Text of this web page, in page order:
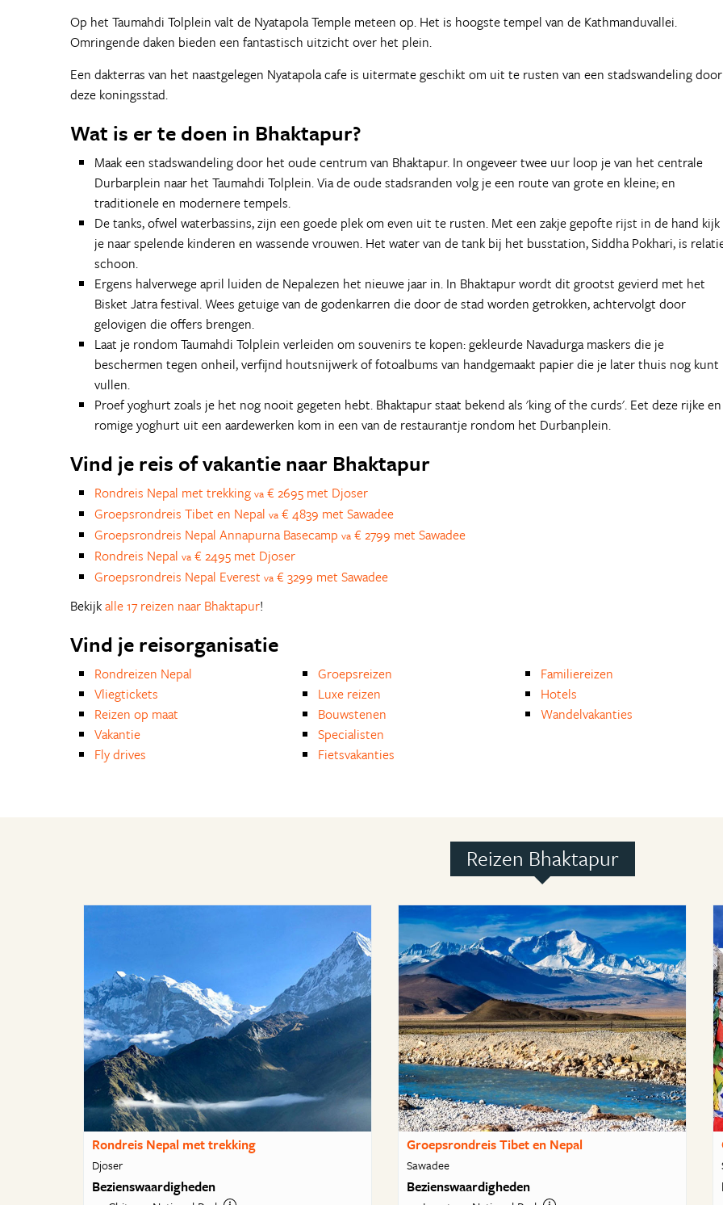
Op het Taumahdi Tolplein valt de Nyatapola Temple meteen op. Het is hoogste tempel van de Kathmanduvallei.
Omringende daken bieden een fantastisch uitzicht over het plein.
Een dakterras van het naastgelegen Nyatapola cafe is uitermate geschikt om uit te rusten van een stadswandeling door
deze koningsstad.
Wat is er te doen in Bhaktapur?
Maak een stadswandeling door het oude centrum van Bhaktapur. In ongeveer twee uur loop je van het centrale
Durbarplein naar het Taumahdi Tolplein. Via de oude stadsranden volg je een route van grote en kleine; en
traditionele en modernere tempels.
De tanks, ofwel waterbassins, zijn een goede plek om even uit te rusten. Met een zakje gepofte rijst in de hand kijk
je naar spelende kinderen en wassende vrouwen. Het water van de tank bij het busstation, Siddha Pokhari, is
schoon.
Ergens halverwege april luiden de Nepalezen het nieuwe jaar in. In Bhaktapur wordt dit grootst gevierd met het
Bisket Jatra festival. Wees getuige van de godenkarren die door de stad worden getrokken, achtervolgt door
gelovigen die offers brengen.
Laat je rondom Taumahdi Tolplein verleiden om souvenirs te kopen: gekleurde Navadurga maskers die je
beschermen tegen onheil, verfijnd houtsnijwerk of fotoalbums van handgemaakt papier die je later thuis nog kunt
vullen.
Proef yoghurt zoals je het nog nooit gegeten hebt. Bhaktapur staat bekend als 'king of the curds'. Eet deze rijke en
romige yoghurt uit een aardewerken kom in een van de restaurantje rondom het Durbanplein.
Vind je reis of vakantie naar Bhaktapur
Rondreis Nepal met trekking va € 2695 met Djoser
Groepsrondreis Tibet en Nepal va € 4839 met Sawadee
Groepsrondreis Nepal Annapurna Basecamp va € 2799 met Sawadee
Rondreis Nepal va € 2495 met Djoser
Groepsrondreis Nepal Everest va € 3299 met Sawadee
Bekijkalle 17 reizen naar Bhaktapur!
Vind je reisorganisatie
Rondreizen Nepal
Vliegtickets
Reizen op maat
Vakantie
Fly drives
Groepsreizen
Luxe reizen
Bouwstenen
Specialisten
Fietsvakanties
Familiereizen
Hotels
Wandelvakanties
Reizen Bhaktapur
Rondreis Nepal met trekking
Djoser
Bezienswaardigheden
Groepsrondreis Tibet en Nepal
Sawadee
Bezienswaardigheden